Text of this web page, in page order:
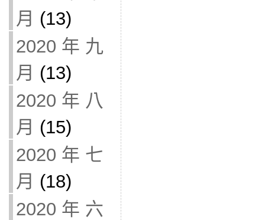
月 (13)
2020 年 九
月 (13)
2020 年 八
月 (15)
2020 年 七
月 (18)
2020 年 六